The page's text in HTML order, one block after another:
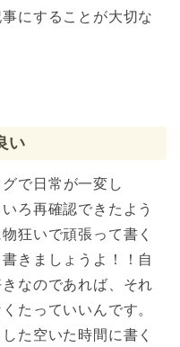
にすることが大切な
い
で日常が一変し
ろ再確認できたよう
狂いで頑張って書く
きましょうよ！！自
なのであれば、それ
たっていいんです。
た空いた時間に書く